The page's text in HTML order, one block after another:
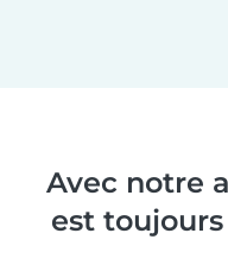
Avec notre
est